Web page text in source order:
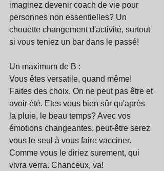
imaginez devenir coach de vie pour
personnes non essentielles? Un
chouette changement d'activité, surtout
si vous teniez un bar dans le passé!
Un maximum de B :
Vous êtes versatile, quand même!
Faites des choix. On ne peut pas être et
avoir été. Etes vous bien sûr qu'après
la pluie, le beau temps? Avec vos
émotions changeantes, peut-être serez
vous le seul à vous faire vacciner.
Comme vous le diriez surement, qui
vivra verra. Chanceux, va!